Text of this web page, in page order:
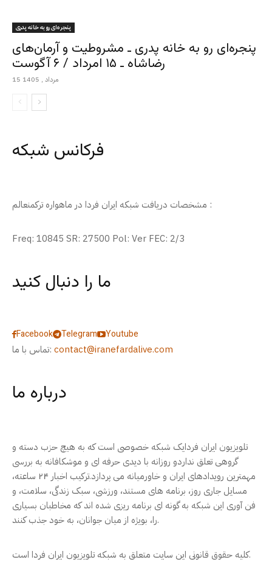
پنجره‌ای رو به خانه پدری
پنجره‌ای رو به خانه پدری ـ مشروطیت و آرمان‌های
رضاشاه ـ ۱۵ امرداد / ۶ آگوست
15 مرداد , 1405
فرکانس شبکه
مشخصات دریافت شبکه ایران فردا در ماهواره ترکمنعالم :
Freq: 10845 SR: 27500 Pol: Ver FEC: 2/3
ما را دنبال کنید
Facebook Telegram
Youtube
تماس با ما: contact@iranefardalive.com
درباره ما
تلویزیون ایران فردایک شبکه خصوصی است که به هیچ حزب دسته و
گروهی تعلق نداردو روزانه با دیدی حرفه ای و موشکافانه به بررسی
مهمترین رویدادهای ایران و خاورمیانه می پردازد.ترکیب اخبار ۲۴ ساعته،
مسایل جاری روز، برنامه های مستند، ورزشی، سبک زندگی، سلامت، و
فن آوری این شبکه به گونه ای برنامه ریزی شده اند که مخاطبان بسیاری
را، بویژه از میان جوانان، به خود جذب کنند.
کلیه حقوق قانونی این سایت متعلق به شبکه تلویزیون ایران فردا است.